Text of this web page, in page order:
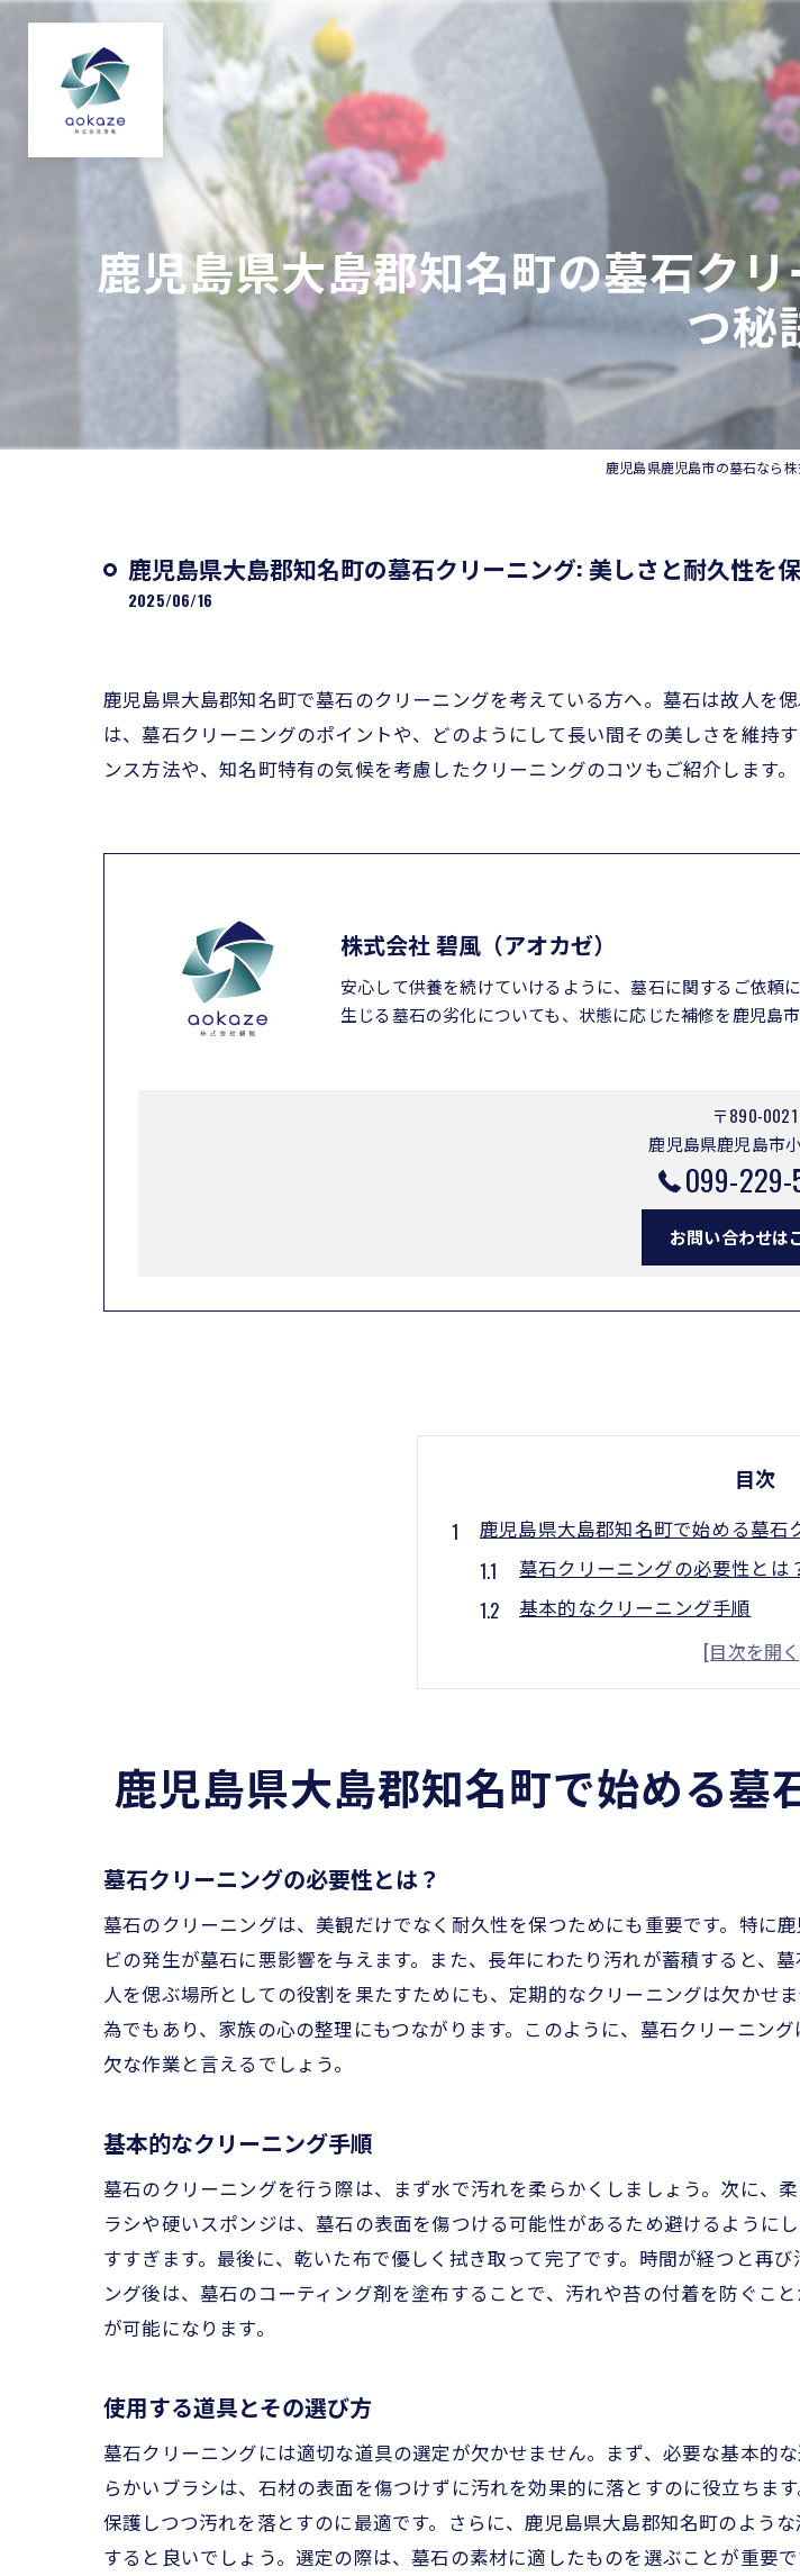
鹿児島県大島郡知名町の墓石ク
つ秘
鹿児島県鹿児島市の墓石なら
鹿児島県大島郡知名町の墓石クリーニング: 美しさと耐久性を
2025/06/16
鹿児島県大島郡知名町で墓石のクリーニングを考えている方へ。墓石は故人を
は、墓石クリーニングのポイントや、どのようにして長い間その美しさを維持
ンス方法や、知名町特有の気候を考慮したクリーニングのコツもご紹介します。
株式会社 碧風（アオカゼ）
安心して供養を続けていけるように、墓石に関するご依頼
生じる墓石の劣化についても、状態に応じた補修を鹿児島市
〒890-0021
鹿児島県鹿児島市
099-
お問い合わせは
目次
鹿児島県大島郡知名町で始める墓石
墓石クリーニングの必要性とは
基本的なクリーニング手順
使用する道具とその選び方
知名町におけるクリーニング業
定期的なメンテナンスの重要性
墓石の美しさを保つために知ってお
環境に優しい洗剤の選び方
美しさを保つために避けるべき
プロが教えるクリーニングのコ
季節ごとのケア方法
風化を防ぐための対策
台風シーズンのクリーニングポ
季節ごとのメンテナンススケジ
失敗を防ぐための事前準備
地元の人によるおすすめの方法
プロに相談するタイミング
鹿児島県大島郡知名町で始める墓
墓石クリーニングの必要性とは？
墓石のクリーニングは、美観だけでなく耐久性を保つためにも重要です。特に
ビの発生が墓石に悪影響を与えます。また、長年にわたり汚れが蓄積すると、
人を偲ぶ場所としての役割を果たすためにも、定期的なクリーニングは欠かせ
為でもあり、家族の心の整理にもつながります。このように、墓石クリーニン
欠な作業と言えるでしょう。
基本的なクリーニング手順
墓石のクリーニングを行う際は、まず水で汚れを柔らかくしましょう。次に、
ラシや硬いスポンジは、墓石の表面を傷つける可能性があるため避けるように
すすぎます。最後に、乾いた布で優しく拭き取って完了です。時間が経つと再
ング後は、墓石のコーティング剤を塗布することで、汚れや苔の付着を防ぐこ
が可能になります。
使用する道具とその選び方
墓石クリーニングには適切な道具の選定が欠かせません。まず、必要な基本的
らかいブラシは、石材の表面を傷つけずに汚れを効果的に落とすのに役立ちま
保護しつつ汚れを落とすのに最適です。さらに、鹿児島県大島郡知名町のよう
すると良いでしょう。選定の際は、墓石の素材に適したものを選ぶことが重要